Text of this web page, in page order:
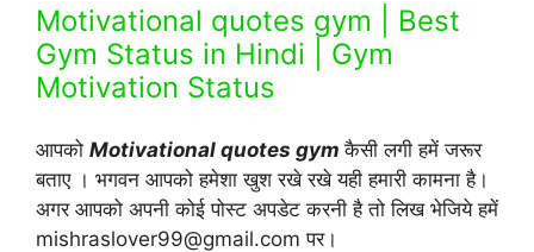
Motivational quotes gym | Best
Gym Status in Hindi | Gym
Motivation Status
आपको Motivational quotes gym कैसी लगी हमें जरूर
बताए । भगवन आपको हमेशा खुश रखे रखे यही हमारी कामना है।
अगर आपको अपनी कोई पोस्ट अपडेट करनी है तो लिख भेजिये हमें
mishraslover99@gmail.com पर।